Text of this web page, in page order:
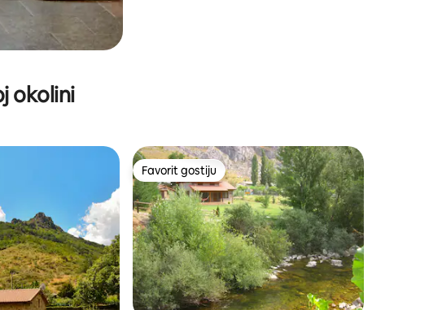
okolini
Favorit gostiju
Favorit gostiju